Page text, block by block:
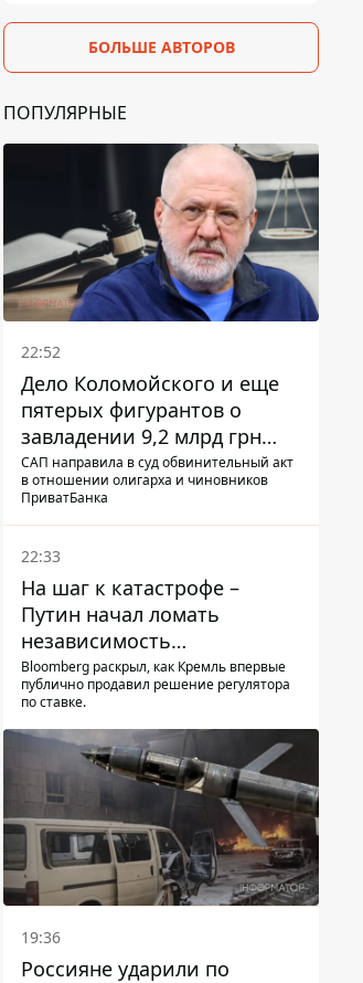
БОЛЬШЕ АВТОРОВ
ПОПУЛЯРНЫЕ
22:52
Дело Коломойского и еще
пятерых фигурантов о
завладении 9,2 млрд грн
ПриватБанка направили в
суд
САП направила в суд обвинительный акт
в отношении олигарха и чиновников
ПриватБанка
22:33
На шаг к катастрофе –
Путин начал ломать
независимость
собственного Центробанка,
заставив снизить базовую
Bloomberg раскрыл, как Кремль впервые
публично продавил решение регулятора
по ставке.
19:36
Россияне ударили по